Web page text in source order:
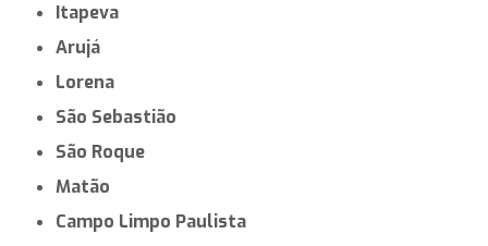
Itapeva
Arujá
Lorena
São Sebastião
São Roque
Matão
Campo Limpo Paulista